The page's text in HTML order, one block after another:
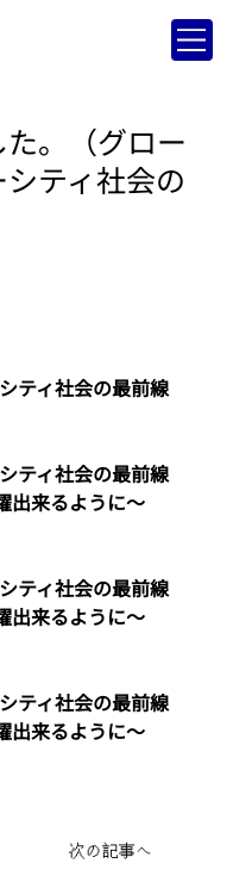
。（グロー
ティ社会の
次の記事へ
ティ社会の最前線
ティ社会の最前線
出来るように～
ティ社会の最前線
出来るように～
ティ社会の最前線
出来るように～